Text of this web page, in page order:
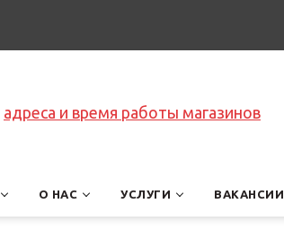
адреса и время работы магазинов
О НАС УСЛУГИ ВАКАНСИИ